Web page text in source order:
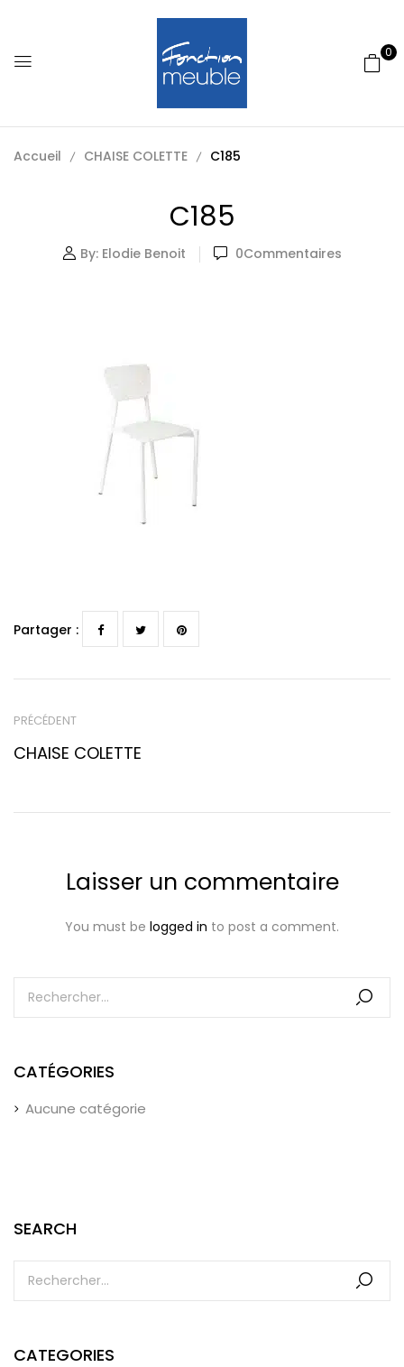
0
Accueil CHAISE COLETTE C185
C185
By: Elodie Benoit 0Commentaires
CATÉGORIES
Aucune catégorie
SEARCH
CATEGORIES
Partager :
PRÉCÉDENT
CHAISE COLETTE
Laisser un commentaire
You must be logged in to post a comment.